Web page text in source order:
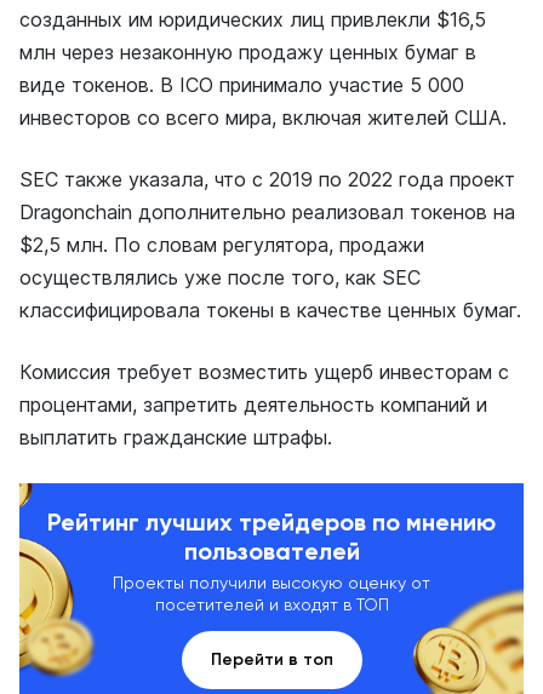
созданных им юридических лиц привлекли $16,5
млн через незаконную продажу ценных бумаг в
виде токенов. В ICO принимало участие 5 000
инвесторов со всего мира, включая жителей США.
SEC также указала, что с 2019 по 2022 года проект
Dragonchain дополнительно реализовал токенов на
$2,5 млн. По словам регулятора, продажи
осуществлялись уже после того, как SEC
классифицировала токены в качестве ценных бумаг.
Комиссия требует возместить ущерб инвесторам с
процентами, запретить деятельность компаний и
выплатить гражданские штрафы.
Рейтинг лучших трейдеров по мнению
пользователей
Проекты получили высокую оценку от
посетителей и входят в ТОП
Перейти в топ